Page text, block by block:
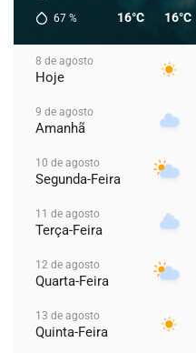
67 % 16°C 16°C
8 de agosto
Hoje
9 de agosto
Amanhã
10 de agosto
Segunda-Feira
11 de agosto
Terça-Feira
12 de agosto
Quarta-Feira
13 de agosto
Quinta-Feira